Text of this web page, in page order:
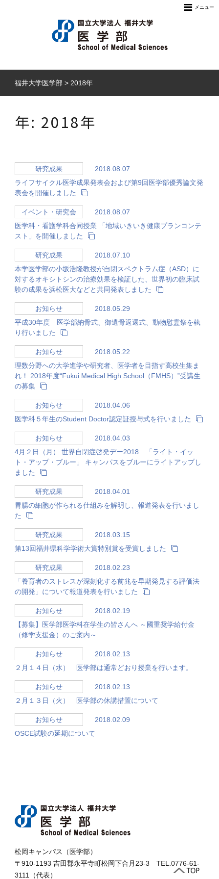
メニュー
福井大学医学部 > 2018年
年: 2018年
研究成果
2018.08.07
ライフサイクル医学成果発表会および第9回医学部優秀論文発
表会を開催しました
イベント・研究会
2018.08.07
医学科・看護学科合同授業 「地域いきいき健康プランコンテ
スト」を開催しました
研究成果
2018.07.10
本学医学部の小坂浩隆教授が自閉スペクトラム症（ASD）に
対するオキシトシンの治療効果を検証した、世界初の臨床試
験の成果を浜松医大などと共同発表しました
お知らせ
2018.05.29
平成30年度 医学部納骨式、御遺骨返還式、動物慰霊祭を執
り行いました
お知らせ
2018.05.22
理数分野への大学進学や研究者、医学者を目指す高校生集ま
れ！ 2018年度“Fukui Medical High School（FMHS）”受講生
の募集
お知らせ
2018.04.06
医学科５年生のStudent Doctor認定証授与式を行いました
お知らせ
2018.04.03
4月２日（月） 世界自閉症啓発デー2018 「ライト・イッ
ト・アップ・ブルー」 キャンパスをブルーにライトアップし
ました
研究成果
2018.04.01
胃腸の細胞が作られる仕組みを解明し、報道発表を行いまし
た
研究成果
2018.03.15
第13回福井県科学学術大賞特別賞を受賞しました
研究成果
2018.02.23
「養育者のストレスが深刻化する前兆を早期発見する評価法
の開発」について報道発表を行いました
お知らせ
2018.02.19
【募集】医学部医学科在学生の皆さんへ ～國重奨学給付金
（修学支援金）のご案内～
お知らせ
2018.02.13
２月１４日（水） 医学部は通常どおり授業を行います。
お知らせ
2018.02.13
２月１３日（火） 医学部の休講措置について
お知らせ
2018.02.09
OSCE試験の延期について
松岡キャンパス（医学部）
〒910-1193 吉田郡永平寺町松岡下合月23-3 TEL.0776-61-
3111（代表）